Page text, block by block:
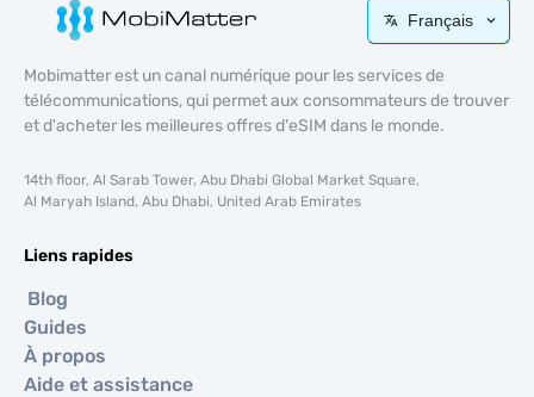
Français
Mobimatter est un canal numérique pour les services de
télécommunications, qui permet aux consommateurs de trouver
et d'acheter les meilleures offres d'eSIM dans le monde.
14th floor, Al Sarab Tower, Abu Dhabi Global Market Square,
Al Maryah Island, Abu Dhabi, United Arab Emirates
Liens rapides
Blog
Guides
À propos
Aide et assistance